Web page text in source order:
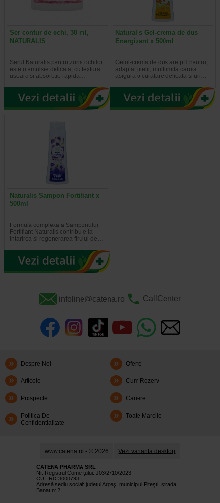
Ser contur de ochi, 30 ml,
NATURALIS
Serul Naturalis pentru zona ochilor
este o emulsie delicata, cu textura
usoara si absorbtie rapida…
Naturalis Gel-crema de dus
Energizant x 500ml
Gelul-crema de dus are pH neutru,
adaptat pielii, multumita caruia
asigura o curatare delicata si un…
Naturalis Sampon Fortifiant x
500ml
Formula complexa a Samponului
Fortifiant Naturalis contribuie la
intarirea si regenerarea firului de…
infoline@catena.ro CallCenter
Despre Noi Oferte
Articole Cum Rezerv
Prospecte Cariere
Politica De
Confidentialitate
Toate Marcile
www.catena.ro - © 2026 Vezi varianta desktop
CATENA PHARMA SRL
Nr. Registrul Comerţului: J03/2710/2023
CUI: RO 3008793
Adresă sediu social: judetul Argeş, municipiul Piteşti, strada
Banat nr.2